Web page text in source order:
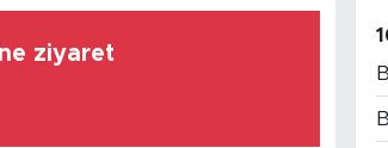
ziyaret